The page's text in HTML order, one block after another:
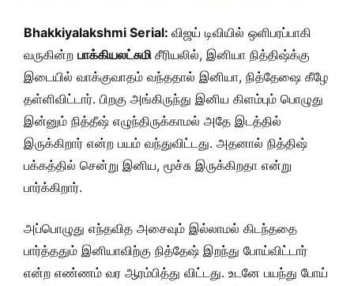
Bhakkiyalakshmi Serial: விஜய் டிவியில் ஒளிபரப்பாகி
வருகின்ற பாக்கியலட்சுமி சீரியலில், இனியா நித்திஷ்க்கு
இடையில் வாக்குவாதம் வந்ததால் இனியா, நித்தேஷை கீழே
தள்ளிவிட்டார். பிறகு அங்கிருந்து இனிய கிளம்பும் பொழுது
இன்னும் நித்தீஷ் எழுந்திருக்காமல் அதே இடத்தில்
இருக்கிறார் என்ற பயம் வந்துவிட்டது. அதனால் நித்திஷ்
பக்கத்தில் சென்று இனிய, மூச்சு இருக்கிறதா என்று
பார்க்கிறார்.
அப்பொழுது எந்தவித அசைவும் இல்லாமல் கிடந்ததை
பார்த்ததும் இனியாவிற்கு நித்தேஷ் இறந்து போய்விட்டார்
என்ற எண்ணம் வர ஆரம்பித்து விட்டது. உடனே பயந்து போய்